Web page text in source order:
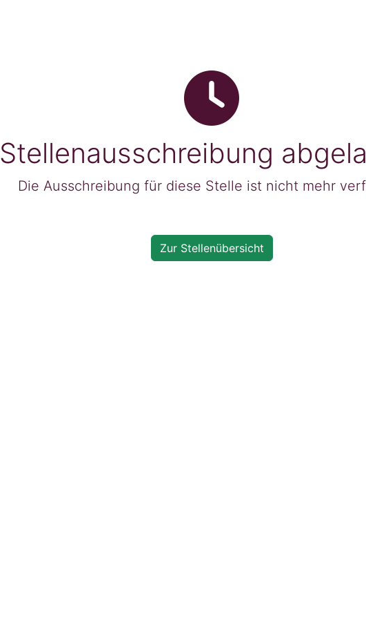
Stellenausschreibung
Die Ausschreibung für diese Stelle ist nicht mehr
Zur Stellenübersicht